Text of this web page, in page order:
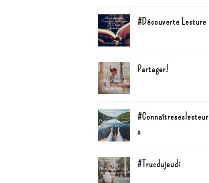
#Découverte Lecture
Partager!
#Connaîtreseslecteur
s
#Trucdujeudi